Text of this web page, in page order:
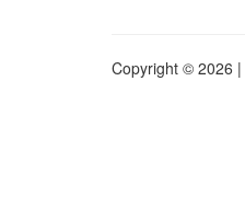
Copyright © 2026 |